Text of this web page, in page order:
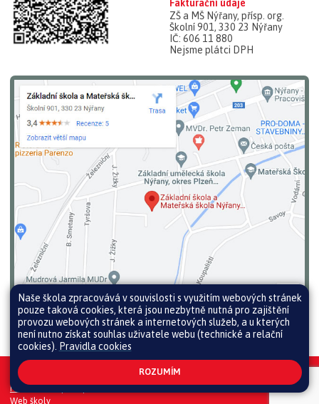
Fakturační údaje
ZŠ a MŠ Nýřany, přísp. org.
Školní 901, 330 23 Nýřany
IČ: 606 11 880
Nejsme plátci DPH
Všechna práva vyhrazena. Copyright © 2026 |
Prohlášení o přístupnosti|Pravidla COOKIES|GDPR|Whistleblowing
Web školy
Naše škola zpracovává v souvislosti s využitím webových stránek
pouze taková cookies, která jsou nezbytně nutná pro zajištění
provozu webových stránek a internetových služeb, a u kterých
není nutno získat souhlas uživatele webu (technické a relační
cookies). Pravidla cookies
ROZUMÍM